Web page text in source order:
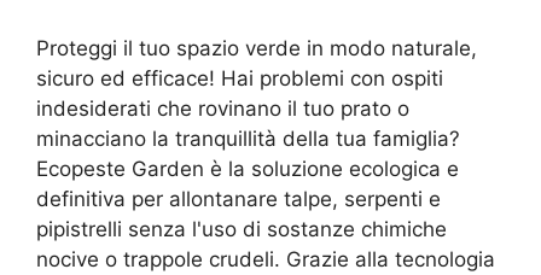
Proteggi il tuo spazio verde in modo naturale,
sicuro ed efficace! Hai problemi con ospiti
indesiderati che rovinano il tuo prato o
minacciano la tranquillità della tua famiglia?
Ecopeste Garden è la soluzione ecologica e
definitiva per allontanare talpe, serpenti e
pipistrelli senza l'uso di sostanze chimiche
nocive o trappole crudeli. Grazie alla tecnologia